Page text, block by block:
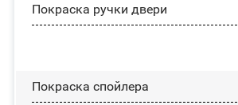
Покраска ручки двери
Покраска спойлера